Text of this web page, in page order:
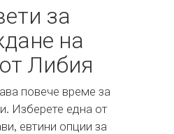
за
на
Либия
повече време за
Изберете една от
евтини опции за